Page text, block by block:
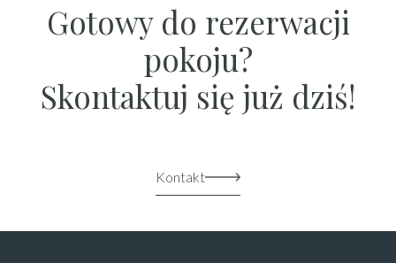
Gotowy do rezerwacji
pokoju?
Skontaktuj się już dziś!
Kontakt